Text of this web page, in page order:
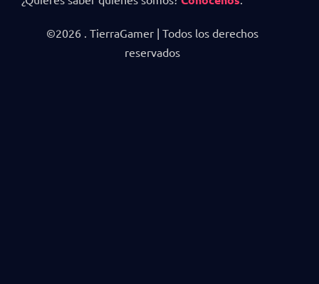
©2026 . TierraGamer | Todos los derechos
reservados